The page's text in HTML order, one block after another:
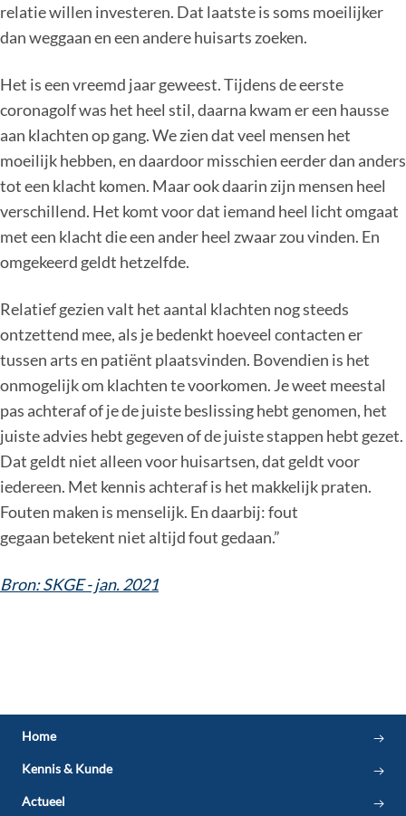
relatie willen investeren. Dat laatste is soms moeilijker
dan weggaan en een andere huisarts zoeken.
Het is een vreemd jaar geweest. Tijdens de eerste
coronagolf was het heel stil, daarna kwam er een hausse
aan klachten op gang. We zien dat veel mensen het
moeilijk hebben, en daardoor misschien eerder dan anders
tot een klacht komen. Maar ook daarin zijn mensen heel
verschillend. Het komt voor dat iemand heel licht omgaat
met een klacht die een ander heel zwaar zou vinden. En
omgekeerd geldt hetzelfde.
Relatief gezien valt het aantal klachten nog steeds
ontzettend mee, als je bedenkt hoeveel contacten er
tussen arts en patiënt plaatsvinden. Bovendien is het
onmogelijk om klachten te voorkomen. Je weet meestal
pas achteraf of je de juiste beslissing hebt genomen, het
juiste advies hebt gegeven of de juiste stappen hebt gezet.
Dat geldt niet alleen voor huisartsen, dat geldt voor
iedereen. Met kennis achteraf is het makkelijk praten.
Fouten maken is menselijk. En daarbij: fout
gegaan betekent niet altijd fout gedaan.”
Bron: SKGE - jan. 2021
Home
Kennis & Kunde
Actueel